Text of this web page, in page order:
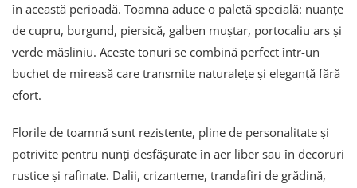
în această perioadă. Toamna aduce o paletă specială: nuanțe
de cupru, burgund, piersică, galben muștar, portocaliu ars și
verde măsliniu. Aceste tonuri se combină perfect într-un
buchet de mireasă care transmite naturalețe și eleganță fără
efort.
Florile de toamnă sunt rezistente, pline de personalitate și
potrivite pentru nunți desfășurate în aer liber sau în decoruri
rustice și rafinate. Dalii, crizanteme, trandafiri de grădină,